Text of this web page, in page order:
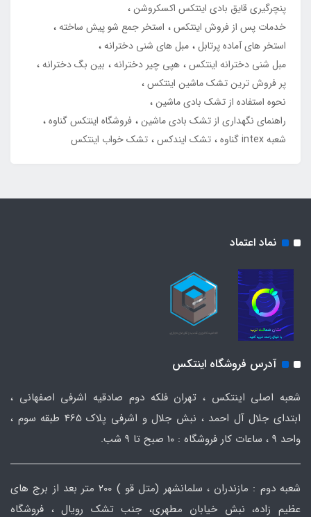
پنچرگیری قایق بادی اینتکس اکسکروشن
خدمات پس از فروش اینتکس
استخر جمع شو پیش ساخته
استخر های آماده پرتابل مبل های شنی دخترانه
مبل شنی دخترانه اینتکس هپی چیر دخترانه
بین بگ دخترانه
پر فروش ترین تشک ماشین اینتکس
نحوه استفاده از تشک بادی ماشین
راهنمای نگهداری از تشک بادی ماشین فروشگاه اینتکس گناوه
شعبه intex گناوه
تشک ایندکس تشک خواب اینتکس
نماد اعتماد
آدرس فروشگاه اینتکس
شعبه اصلی اینتکس ، تهران فلکه دوم صادقیه اشرفی اصفهانی ،
ابتدای جلال آل احمد ، نبش جلال و اشرفی پلاک 465 طبقه سوم ،
واحد ۹ ، ساعات کار فروشگاه : ۱۰ صبح تا ۹ شب.
شعبه دوم : مازندران ، سلمانشهر (متل قو ) ۲۰۰ متر بعد از برج های
عظیم زاده، نبش خیابان مطهری، جنب تشک رویال ، فروشگاه